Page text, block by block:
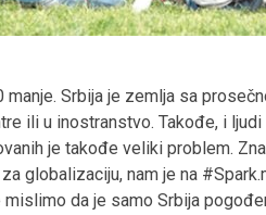
Srbija je zemlja sa
ili u inostranstvo. Takođe, i
je takođe veliki problem.
globalizaciju, nam je na
da je samo Srbija